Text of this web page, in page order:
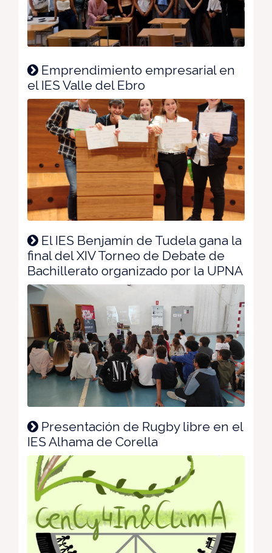
Emprendimiento empresarial en
el IES Valle del Ebro
El IES Benjamín de Tudela gana la
final del XIV Torneo de Debate de
Bachillerato organizado por la UPNA
Presentación de Rugby libre en el
IES Alhama de Corella